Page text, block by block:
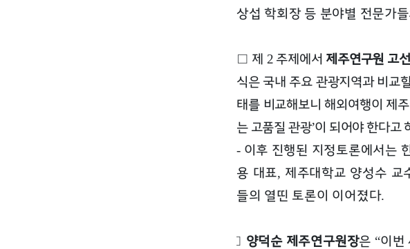
상섭 학회장 등 분야별 전문가
□ 제 2 주제에서 제주연구원 고
식은 국내 주요 관광지역과 비교
태를 비교해보니 해외여행이 제
는 고품질 관광’이 되어야 한다고
- 이후 진행된 지정토론에서는
용 대표, 제주대학교 양성수 교
들의 열띤 토론이 이어졌다.
□ 양덕순 제주연구원장은 “이번